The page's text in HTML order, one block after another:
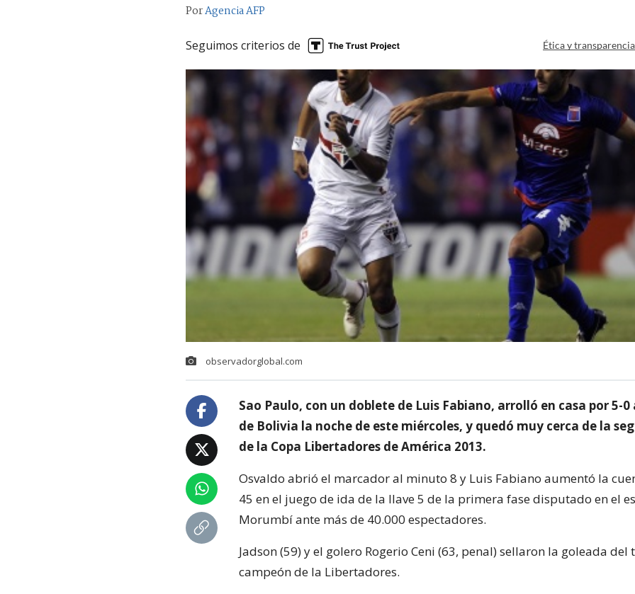
PorAgencia AFP
Seguimos criterios de Ética y
observadorglobal.com
Sao Paulo, con un doblete de Luis Fabiano, arrolló en casa por 5-
de Bolivia la noche de este miércoles, y quedó muy cerca de la
de la Copa Libertadores de América 2013.
Osvaldo abrió el marcador al minuto 8 y Luis Fabiano aumentó la
45 en el juego de ida de la llave 5 de la primera fase disputado en el
Morumbí ante más de 40.000 espectadores.
Jadson (59) y el golero Rogerio Ceni (63, penal) sellaron la goleada del
campeón de la Libertadores.